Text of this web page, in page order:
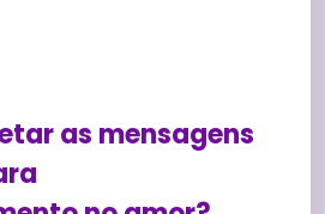
as mensagens